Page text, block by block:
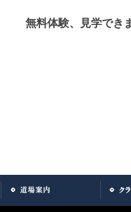
無料体験、見学でき